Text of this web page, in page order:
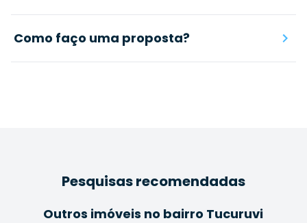
Como faço uma proposta?
Pesquisas recomendadas
Outros imóveis no bairro Tucuruvi